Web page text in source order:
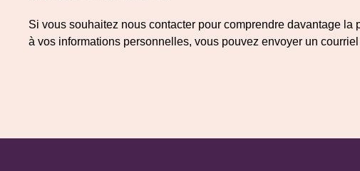
Si vous souhaitez nous contacter pour comprendre davantage
à vos informations personnelles, vous pouvez envoyer un